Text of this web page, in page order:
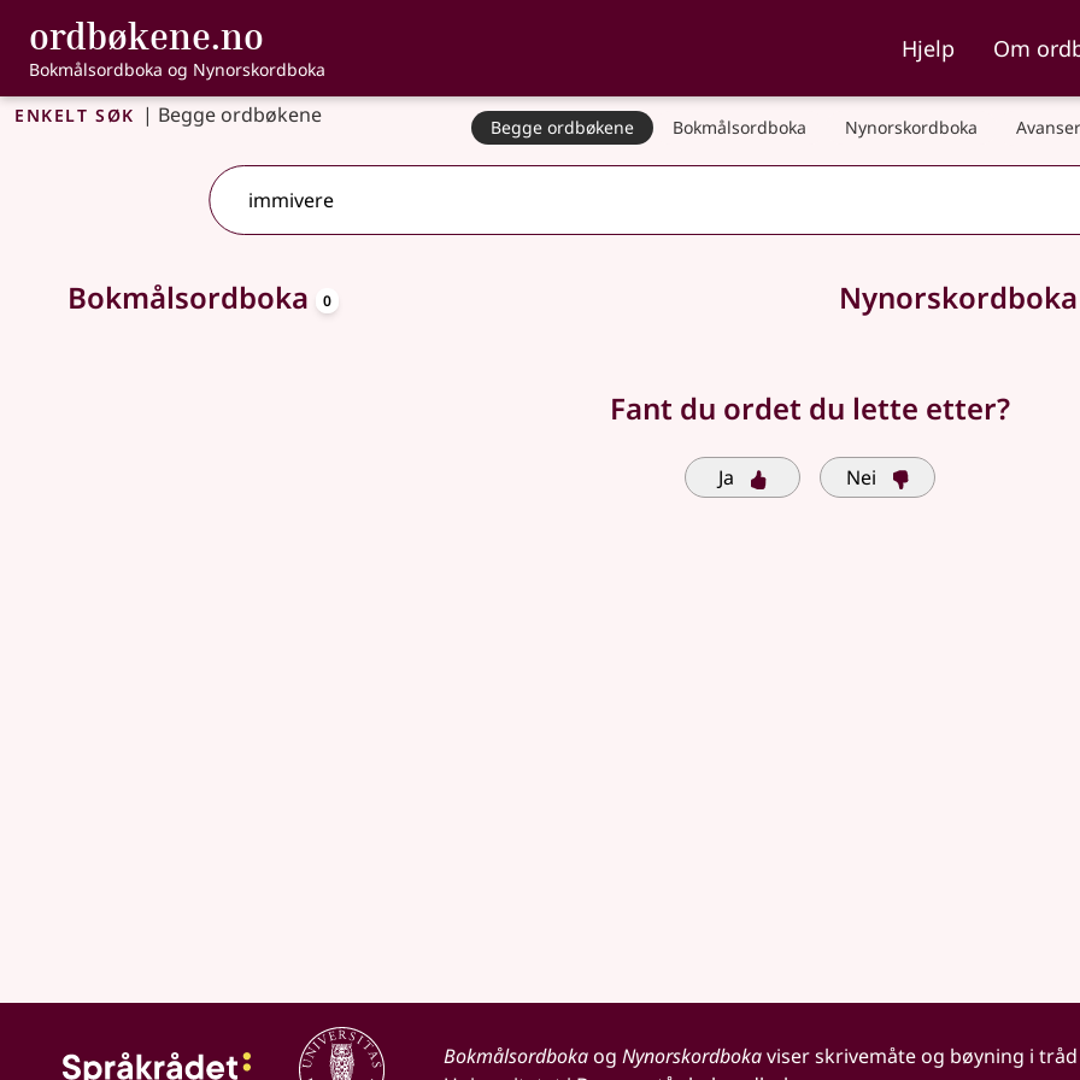
Gå til hovedinnhold
Tilgjengelighet
ordbøkene.no , Bokmålsordboka og Nynorskordboka
Bokmålsordboka og Nynorskordboka
Hjelp Om
Enkelt søk | Begge ordbøkene Begge ordbøkene Bokmålsordboka Nynorskordboka
Bokmålsordboka 0 Nynorskordboka
Fant du ordet du lette etter?
Ja Nei
Bokmålsordbokaog Nynorskordbokaviser skrivemåte og bøyning i